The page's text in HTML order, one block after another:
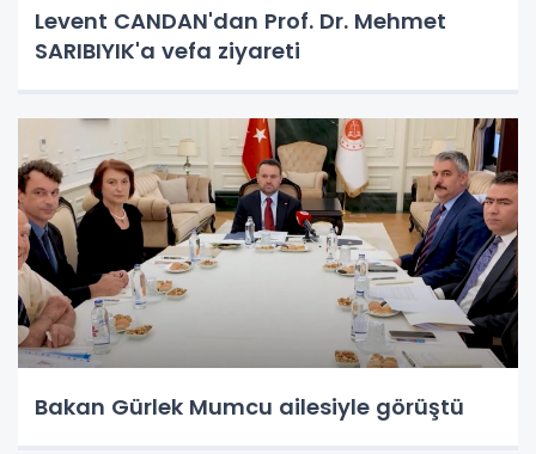
Levent CANDAN'dan Prof. Dr. Mehmet
SARIBIYIK'a vefa ziyareti
Bakan Gürlek Mumcu ailesiyle görüştü